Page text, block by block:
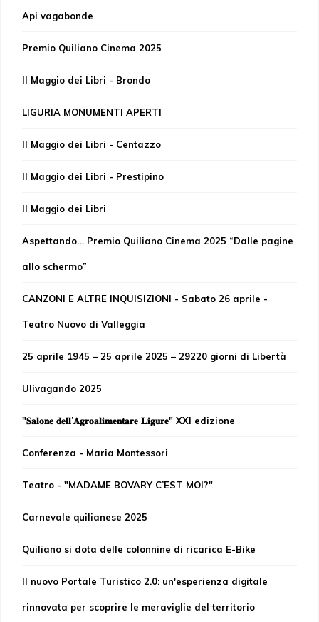
Api vagabonde
Premio Quiliano Cinema 2025
Il Maggio dei Libri - Brondo
LIGURIA MONUMENTI APERTI
Il Maggio dei Libri - Centazzo
Il Maggio dei Libri - Prestipino
Il Maggio dei Libri
Aspettando… Premio Quiliano Cinema 2025 “Dalle pagine
allo schermo”
CANZONI E ALTRE INQUISIZIONI - Sabato 26 aprile -
Teatro Nuovo di Valleggia
25 aprile 1945 – 25 aprile 2025 – 29220 giorni di Libertà
Ulivagando 2025
"𝐒𝐚𝐥𝐨𝐧𝐞 𝐝𝐞𝐥𝐥’𝐀𝐠𝐫𝐨𝐚𝐥𝐢𝐦𝐞𝐧𝐭𝐚𝐫𝐞 𝐋𝐢𝐠𝐮𝐫𝐞" XXI edizione
Conferenza - Maria Montessori
Teatro - "MADAME BOVARY C’EST MOI?"
Carnevale quilianese 2025
Quiliano si dota delle colonnine di ricarica E-Bike
Il nuovo Portale Turistico 2.0: un'esperienza digitale
rinnovata per scoprire le meraviglie del territorio